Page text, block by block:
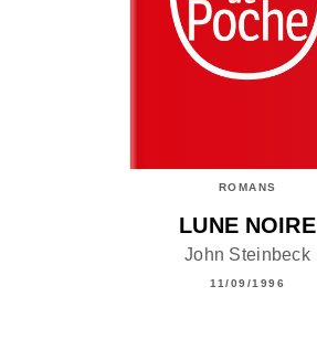
ROMANS
LUNE NOIRE
John Steinbeck
11/09/1996